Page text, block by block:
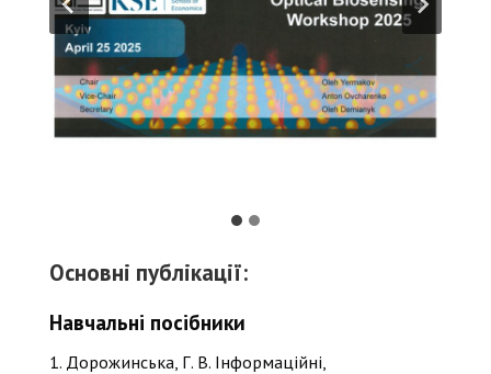
Основні публікації:
Навчальні посібники
1. Дорожинська, Г. В. Інформаційні,